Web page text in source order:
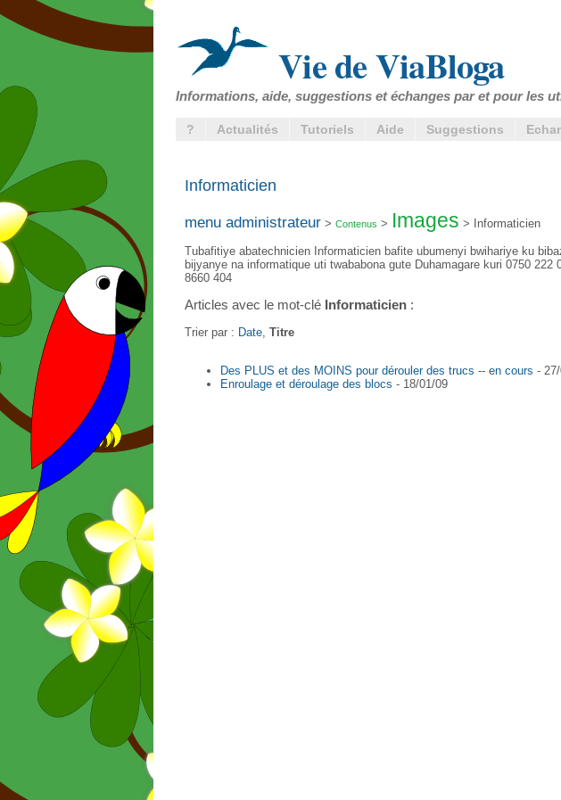
Vie de ViaBloga
Informations, aide, suggestions et échanges par et pour les
? Actualités Tutoriels Aide Suggestions
Informaticien
menu administrateur > Contenus > Images > Informaticien
Tubafitiye abatechnicien Informaticien bafite ubumenyi bwihariye ku
bijyanye na informatique uti twababona gute Duhamagare kuri 0750 222
8660 404
Articles avec le mot-clé Informaticien :
Trier par : Date, Titre
Des PLUS et des MOINS pour dérouler des trucs -- en cours -
Enroulage et déroulage des blocs - 18/01/09